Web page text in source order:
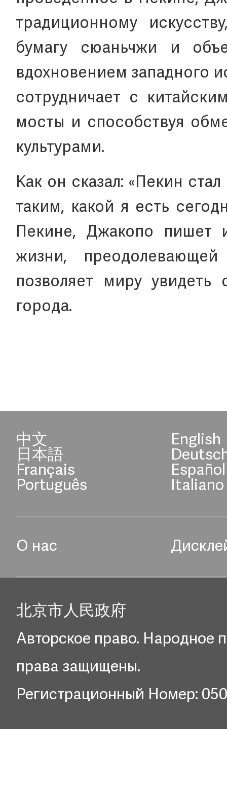
традиционному
бумагу сюаньчжи и
вдохновением западного
сотрудничает с
мосты и способствуя
культурами.
Как он сказал: «Пекин
таким, какой я есть
Пекине, Джакопо пишет
жизни,
позволяет миру увидеть
города.
中文 English
日本語
Français Español
Português Italiano
О нас
北京市人民政府
Авторское право. Народное
права защищены.
Регистрационный Номер: